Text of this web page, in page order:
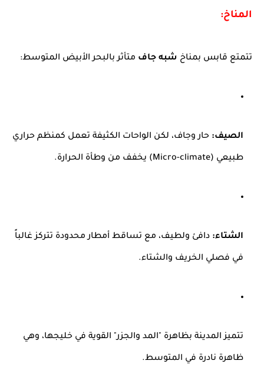
المناخ:
تتمتع قابس بمناخ شبه جاف متأثر بالبحر الأبيض المتوسط:
الصيف: حار وجاف، لكن الواحات الكثيفة تعمل كمنظم حراري
طبيعي (Micro-climate) يخفف من وطأة الحرارة.
الشتاء: دافئ ولطيف، مع تساقط أمطار محدودة تتركز غالباً
في فصلي الخريف والشتاء.
تتميز المدينة بظاهرة "المد والجزر" القوية في خليجها، وهي
ظاهرة نادرة في المتوسط.